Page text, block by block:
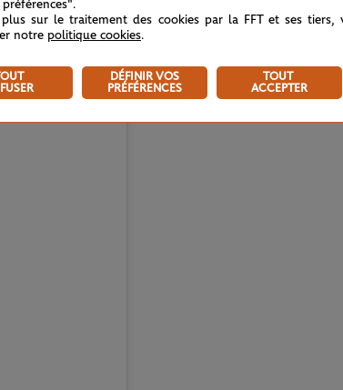
plus sur le traitement des cookies par la FFT et ses tiers,
notre politique cookies.
DÉFINIR VOS
PRÉFÉRENCES
TOUT
ACCEPTER